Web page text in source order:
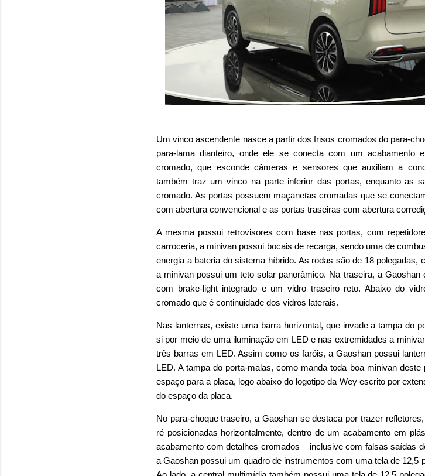
Um vinco ascendente nasce a partir dos frisos cromados do para-
para-lama dianteiro, onde ele se conecta com um acabamento
cromado, que esconde câmeras e sensores que auxiliam a
também traz um vinco na parte inferior das portas, enquanto as
cromado. As portas possuem maçanetas cromadas que se
com abertura convencional e as portas traseiras com abertura
A mesma possui retrovisores com base nas portas, com
carroceria, a minivan possui bocais de recarga, sendo uma de
energia a bateria do sistema híbrido. As rodas são de 18 polegadas,
a minivan possui um teto solar panorâmico. Na traseira, a Gaoshan
com brake-light integrado e um vidro traseiro reto. Abaixo do
cromado que é continuidade dos vidros laterais.
Nas lanternas, existe uma barra horizontal, que invade a tampa do
si por meio de uma iluminação em LED e nas extremidades a
três barras em LED. Assim como os faróis, a Gaoshan possui
LED. A tampa do porta-malas, como manda toda boa minivan
espaço para a placa, logo abaixo do logotipo da Wey escrito por
do espaço da placa.
No para-choque traseiro, a Gaoshan se destaca por trazer
ré posicionadas horizontalmente, dentro de um acabamento em
acabamento com detalhes cromados – inclusive com falsas saídas
a Gaoshan possui um quadro de instrumentos com uma tela de 12,5